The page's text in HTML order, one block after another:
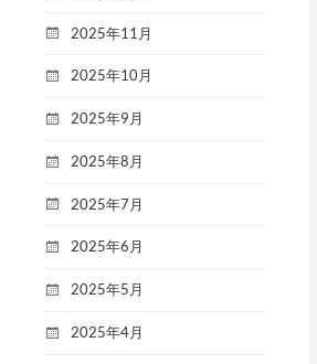
2025年11月
2025年10月
2025年9月
2025年8月
2025年7月
2025年6月
2025年5月
2025年4月